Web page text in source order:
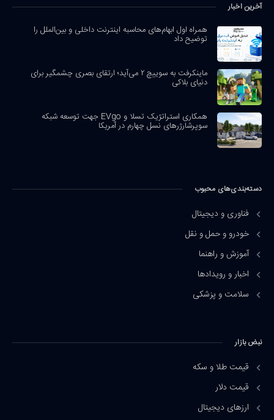
آخرین اخبار
همراه اول ابهام‌های محاسبه اینترنت داخلی و بین‌الملل را
توضیح داد
ماینکرفت به سوییچ ۲ می‌آید؛ ارتقای بصری چشمگیر برای
دنیای بلاکی
همکاری استراتژیک تسلا و EVgo جهت توسعه شبکه
سوپرشارژرهای نسل چهارم در آمریکا
دسته‌بندی‌های محبوب
فناوری و دیجیتال
خودرو و حمل و نقل
آموزش و راهنما
اخبار و رویدادها
سلامت و پزشکی
نبض بازار
قیمت طلا و سکه
قیمت دلار
ارزهای دیجیتال